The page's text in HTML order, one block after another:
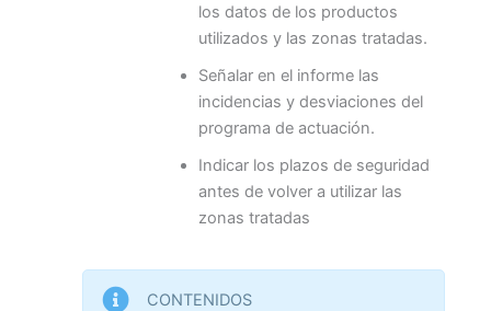
los datos de los productos
utilizados y las zonas tratadas.
Señalar en el informe las
incidencias y desviaciones del
programa de actuación.
Indicar los plazos de seguridad
antes de volver a utilizar las
zonas tratadas
CONTENIDOS